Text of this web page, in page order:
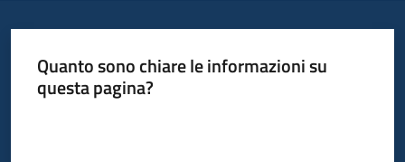
Dati
del
territorio
Quanto sono chiare le informazioni su
questa pagina?